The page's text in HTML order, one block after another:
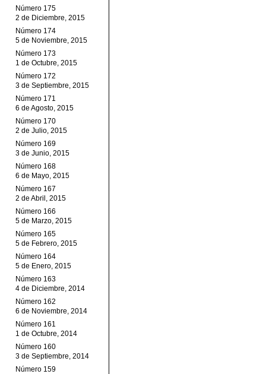
Número 175
2 de Diciembre, 2015
Número 174
5 de Noviembre, 2015
Número 173
1 de Octubre, 2015
Número 172
3 de Septiembre, 2015
Número 171
6 de Agosto, 2015
Número 170
2 de Julio, 2015
Número 169
3 de Junio, 2015
Número 168
6 de Mayo, 2015
Número 167
2 de Abril, 2015
Número 166
5 de Marzo, 2015
Número 165
5 de Febrero, 2015
Número 164
5 de Enero, 2015
Número 163
4 de Diciembre, 2014
Número 162
6 de Noviembre, 2014
Número 161
1 de Octubre, 2014
Número 160
3 de Septiembre, 2014
Número 159